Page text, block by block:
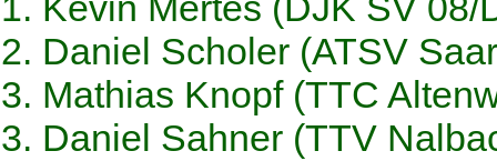
2. Daniel Scholer (ATSV
3. Mathias Knopf (TTC
3. Daniel Sahner (TTV